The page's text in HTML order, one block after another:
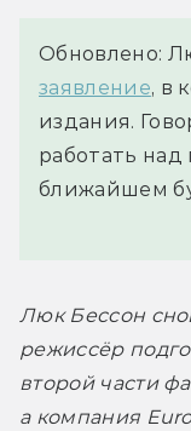
Обновлено:
заявление, в
издания.
работать
ближайшем
Люк Бессон
режиссёр
второй части
а компания